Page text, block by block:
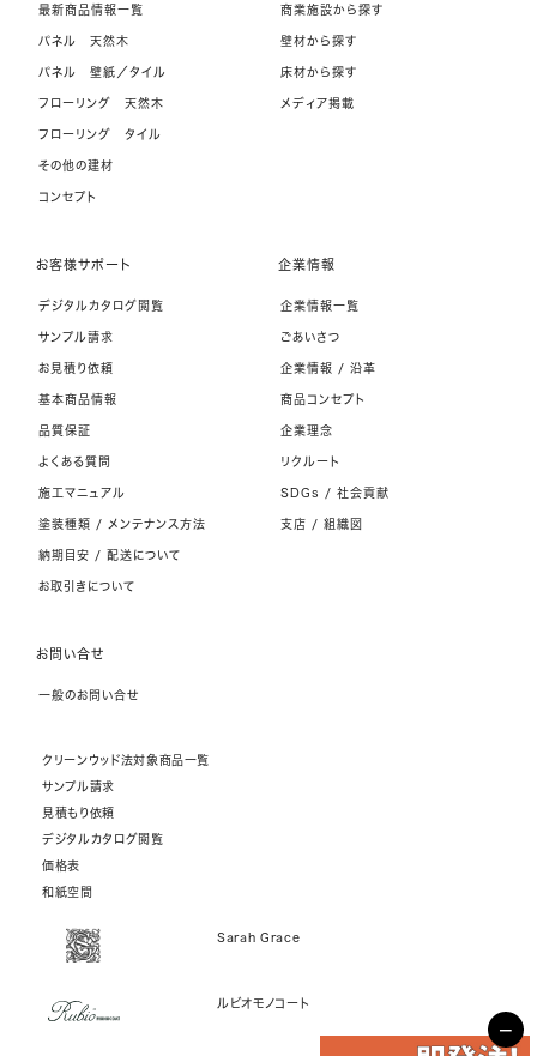
最新商品情報一覧
パネル 天然木
パネル 壁紙／タイル
フローリング 天然木
フローリング タイル
その他の建材
コンセプト
商業施設から探す
壁材から探す
床材から探す
メディア掲載
お客様サポート
デジタルカタログ閲覧
サンプル請求
お見積り依頼
基本商品情報
品質保証
よくある質問
施工マニュアル
塗装種類 / メンテナンス方法
納期目安 / 配送について
お取引きについて
企業情報
企業情報一覧
ごあいさつ
企業情報 / 沿革
商品コンセプト
企業理念
リクルート
SDGs / 社会貢献
支店 / 組織図
お問い合せ
一般のお問い合せ
クリーンウッド法対象商品一覧
サンプル請求
見積もり依頼
デジタルカタログ閲覧
価格表
和紙空間
Sarah Grace
ルビオモノコート
−